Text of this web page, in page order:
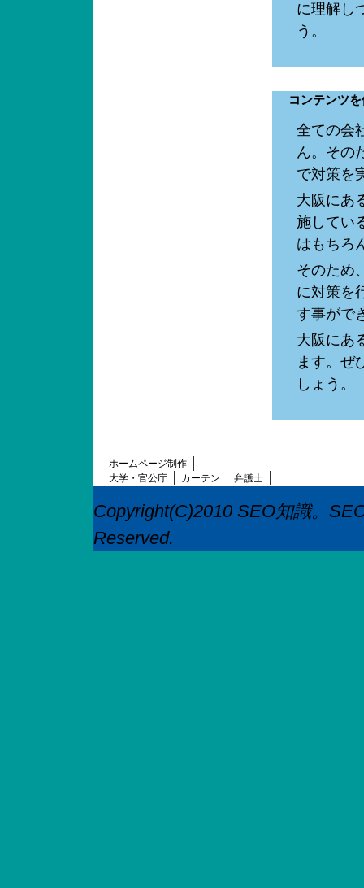
に理解し
う。
コンテンツ
全ての会
ん。その
で対策を
大阪にあ
施してい
はもちろ
そのため
に対策を
す事がで
大阪にあ
ます。ぜ
しょう。
ホームページ制作
大学・官公庁
カーテン 弁護士
Copyright(C)2010 SEO知識。
Reserved.